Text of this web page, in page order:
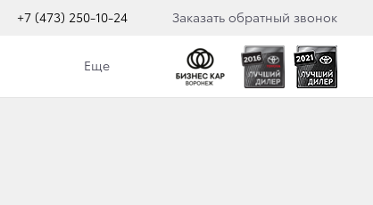
+7 (473) 250-10-24 Заказать обратный звонок
Еще